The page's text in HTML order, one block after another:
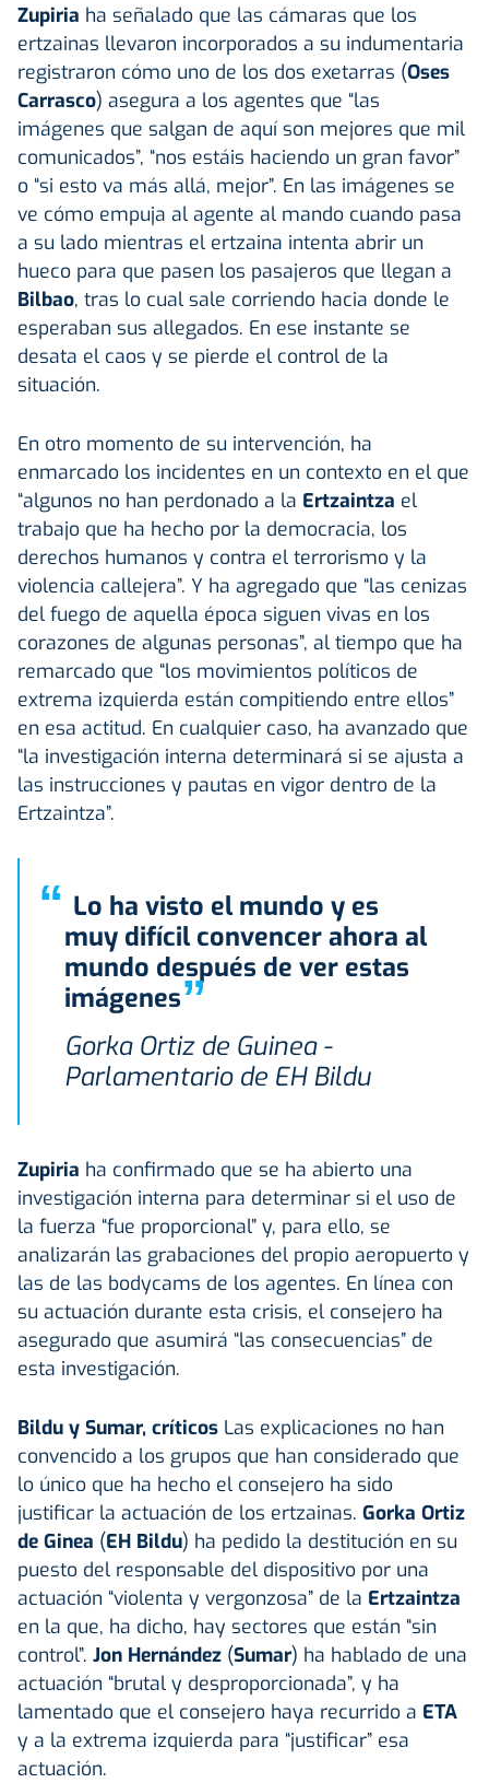
Zupiria ha señalado que las cámaras que los
ertzainas llevaron incorporados a su indumentaria
registraron cómo uno de los dos exetarras (Oses
Carrasco) asegura a los agentes que “las
imágenes que salgan de aquí son mejores que mil
comunicados”, “nos estáis haciendo un gran favor”
o “si esto va más allá, mejor”. En las imágenes se
ve cómo empuja al agente al mando cuando pasa
a su lado mientras el ertzaina intenta abrir un
hueco para que pasen los pasajeros que llegan a
Bilbao, tras lo cual sale corriendo hacia donde le
esperaban sus allegados. En ese instante se
desata el caos y se pierde el control de la
situación.
En otro momento de su intervención, ha
enmarcado los incidentes en un contexto en el que
“algunos no han perdonado a la Ertzaintza el
trabajo que ha hecho por la democracia, los
derechos humanos y contra el terrorismo y la
violencia callejera”. Y ha agregado que “las cenizas
del fuego de aquella época siguen vivas en los
corazones de algunas personas”, al tiempo que ha
remarcado que “los movimientos políticos de
extrema izquierda están compitiendo entre ellos”
en esa actitud. En cualquier caso, ha avanzado que
“la investigación interna determinará si se ajusta a
las instrucciones y pautas en vigor dentro de la
Ertzaintza”.
“ Lo ha visto el mundo y es
muy difícil convencer ahora al
mundo después de ver estas
imágenes”
Gorka Ortiz de Guinea -
Parlamentario de EH Bildu
Zupiria ha confirmado que se ha abierto una
investigación interna para determinar si el uso de
la fuerza “fue proporcional” y, para ello, se
analizarán las grabaciones del propio aeropuerto y
las de las bodycams de los agentes. En línea con
su actuación durante esta crisis, el consejero ha
asegurado que asumirá “las consecuencias” de
esta investigación.
Bildu y Sumar, críticos Las explicaciones no han
convencido a los grupos que han considerado que
lo único que ha hecho el consejero ha sido
justificar la actuación de los ertzainas. Gorka Ortiz
de Ginea (EH Bildu) ha pedido la destitución en su
puesto del responsable del dispositivo por una
actuación “violenta y vergonzosa” de la Ertzaintza
en la que, ha dicho, hay sectores que están “sin
control”. Jon Hernández (Sumar) ha hablado de una
actuación “brutal y desproporcionada”, y ha
lamentado que el consejero haya recurrido a ETA
y a la extrema izquierda para “justificar” esa
actuación.